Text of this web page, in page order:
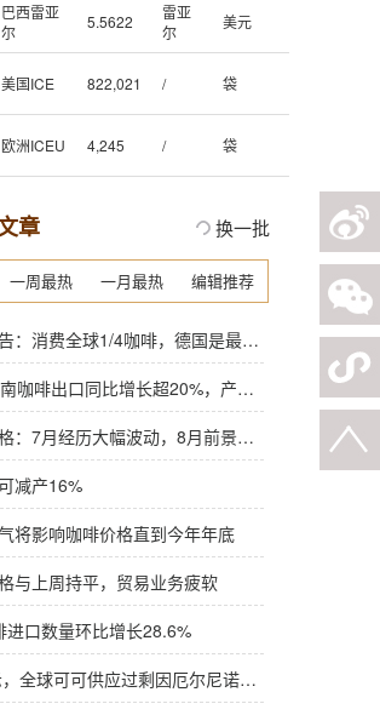
巴西雷亚
尔
5.5622
雷亚
尔
美元
美国ICE 822,021 / 袋
欧洲ICEU 4,245 / 袋
章 换一批
一周最热 一月最热 编辑推荐
欧洲咖啡报告：消费全球1/4咖啡，德国是最大进口国，意大利在烘焙咖啡生产中领先
1月至7月越南咖啡出口同比增长超20%，产量也将是过去四年来最高
咖啡期货价格：7月经历大幅波动，8月前景依旧不明朗
减产16%
将影响咖啡价格直到今年年底
与上周持平，贸易业务疲软
进口数量环比增长28.6%
StoneX表示，全球可可供应过剩因厄尔尼诺而萎缩